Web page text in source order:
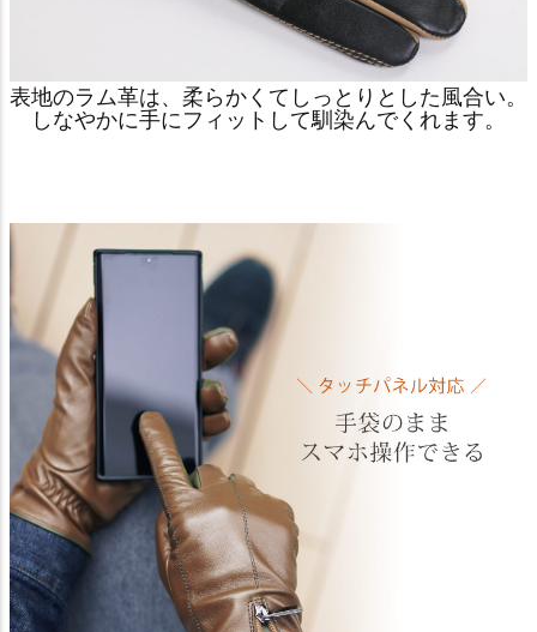
表地のラム革は、柔らかくてしっとりとした風合い。
しなやかに手にフィットして馴染んでくれます。